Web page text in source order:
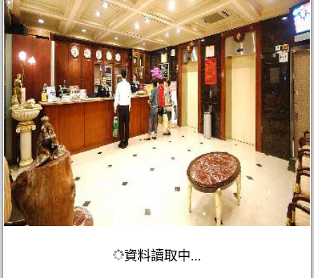
資料讀取中...